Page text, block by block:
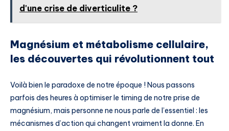
d'une crise de diverticulite ?
Magnésium et métabolisme cellulaire,
les découvertes qui révolutionnent tout
Voilà bien le paradoxe de notre époque ! Nous passons
parfois des heures à optimiser le timing de notre prise de
magnésium, mais personne ne nous parle de l’essentiel : les
mécanismes d’action qui changent vraiment la donne. En